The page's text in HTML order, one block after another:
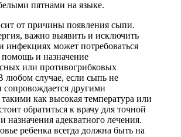
пятнами на языке.
от причины появления сыпи.
важно выявить и исключить
инфекциях может потребоваться
и назначение
или противогрибковых
любом случае, если сыпь не
сопровождается другими
как высокая температура или
обратиться к врачу для точной
назначения адекватного лечения.
ребенка всегда должна быть на